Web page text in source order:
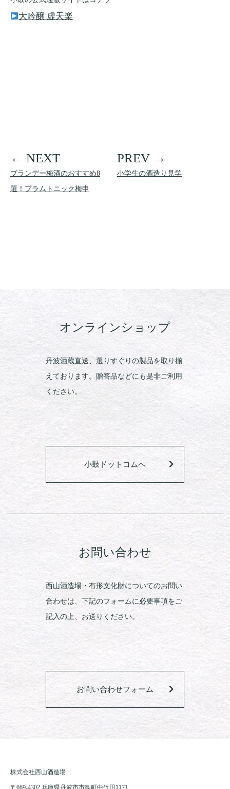
大吟醸 虚天楽
ブランデー梅酒のおすすめ8
選！プラムトニック梅申
小学生の酒造り見学
オンラインショップ
丹波酒蔵直送、選りすぐりの製品を取り揃
えております。贈答品などにも是非ご利用
ください。
小鼓ドットコムへ
お問い合わせ
西山酒造場・有形文化財についてのお問い
合わせは、下記のフォームに必要事項をご
記入の上、お送りください。
お問い合わせフォーム
株式会社西山酒造場
〒669-4302 兵庫県丹波市市島町中竹田1171